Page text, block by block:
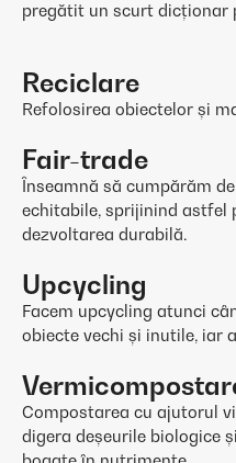
pregătit un scurt dicționar
Reciclare
Refolosirea obiectelor și
Fair-trade
Înseamnă să cumpărăm
echitabile, sprijinind astfel
dezvoltarea durabilă.
Upcycling
Facem upcycling atunci
obiecte vechi și inutile, iar
Compostarea cu ajutorul
digera deșeurile biologice